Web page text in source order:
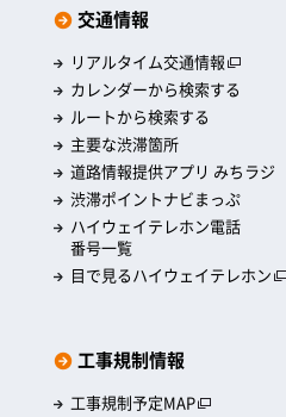
交通情報
リアルタイム交通情報
カレンダーから検索する
ルートから検索する
主要な渋滞箇所
道路情報提供アプリ みちラジ
渋滞ポイントナビまっぷ
ハイウェイテレホン電話
番号一覧
目で見るハイウェイテレホン
工事規制情報
工事規制予定MAP